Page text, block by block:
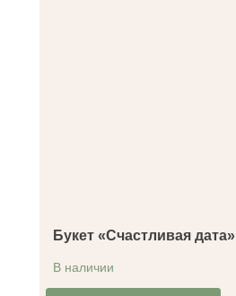
Букет «Счастливая дата»
В наличии